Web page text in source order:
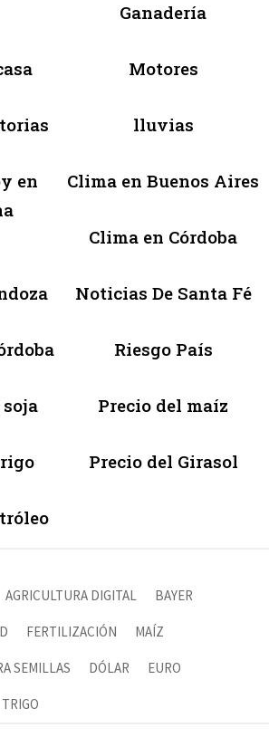
Ganadería
Motores
lluvias
en
Clima en Buenos Aires
Clima en Córdoba
Noticias De Santa Fé
Riesgo País
Precio del maíz
Precio del Girasol
AGRICULTURA DIGITAL BAYER
FERTILIZACIÓN MAÍZ
SEMILLAS DÓLAR EURO
TRIGO